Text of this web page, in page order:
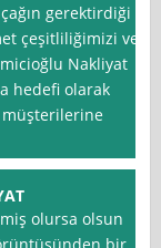
gerektirdiği
çeşitliliğimizi ve
Nakliyat
hedefi olarak
müşterilerine
olursa olsun